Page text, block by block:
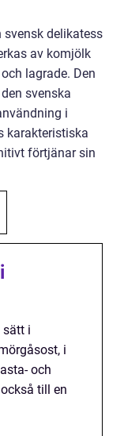
svensk delikatess
av komjölk
lagrade. Den
svenska
i
karakteristiska
förtjänar sin
sätt i
i
och
till en